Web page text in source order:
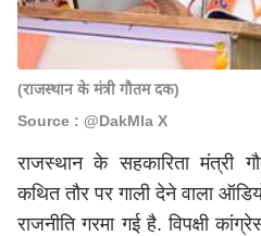
(राजस्थान के मंत्री गौतम दक)
Source : @DakMla X
राजस्थान के सहकारिता मंत्री
कथित तौर पर गाली देने वाला
राजनीति गरमा गई है. विपक्षी